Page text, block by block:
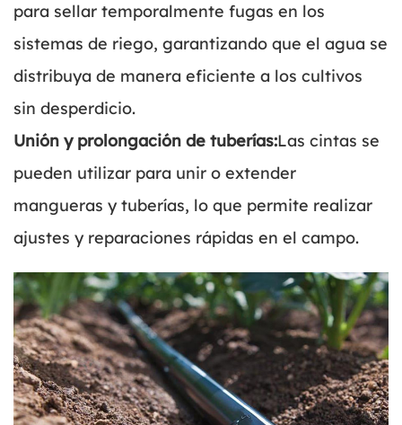
para sellar temporalmente fugas en los
sistemas de riego, garantizando que el agua se
distribuya de manera eficiente a los cultivos
sin desperdicio.
Unión y prolongación de tuberías:Las cintas se
pueden utilizar para unir o extender
mangueras y tuberías, lo que permite realizar
ajustes y reparaciones rápidas en el campo.